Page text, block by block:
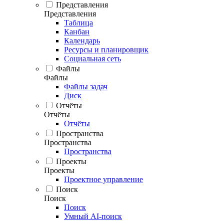
Представления
Представления
Таблица
Канбан
Календарь
Ресурсы и планировщик
Социальная сеть
Файлы
Файлы
Файлы задач
Диск
Отчёты
Отчёты
Отчёты
Пространства
Пространства
Пространства
Проекты
Проекты
Проектное управление
Поиск
Поиск
Поиск
Умный AI-поиск